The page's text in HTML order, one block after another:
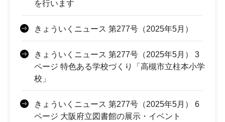
を行います
きょういくニュース 第277号（2025年5月）
きょういくニュース 第277号（2025年5月） 3
ページ 特色ある学校づくり「高槻市立柱本小学
校」
きょういくニュース 第277号（2025年5月） 6
ページ 大阪府立図書館の展示・イベント